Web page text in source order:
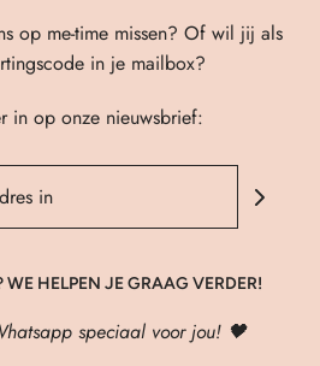
op me-time missen? Of wil jij als
in je mailbox?
in op onze nieuwsbrief:
HELPEN JE GRAAG VERDER!
speciaal voor jou! 🖤